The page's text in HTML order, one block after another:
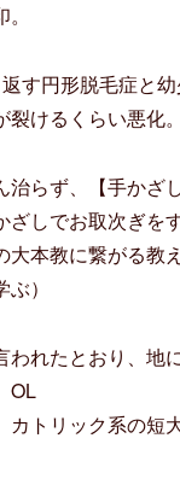
す円形脱毛症と
けるくらい悪化。
治らず、【手かざ
しでお取次ぎを
大本教に繋がる
）
われたとおり、地
OL
トリック系の短